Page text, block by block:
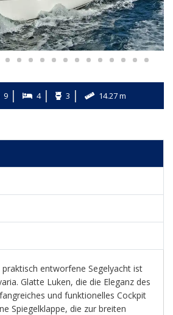
9 4 3 14.27 m
entworfene Segelyacht ist
Glatte Luken, die die Eleganz des
und funktionelles Cockpit
Spiegelklappe, die zur breiten